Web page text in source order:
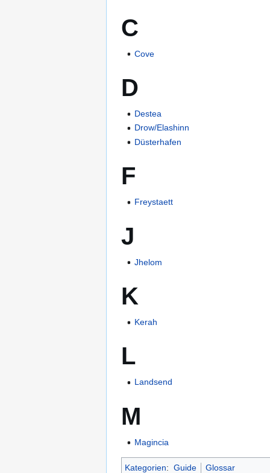
C
Cove
D
Destea
Drow/Elashinn
Düsterhafen
F
Freystaett
J
Jhelom
K
Kerah
L
Landsend
M
Magincia
Kategorien: Guide Glossar